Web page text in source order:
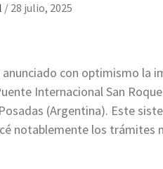
/ 28 julio, 2025
con optimismo la
Internacional San Roque
(Argentina). Este
notablemente los